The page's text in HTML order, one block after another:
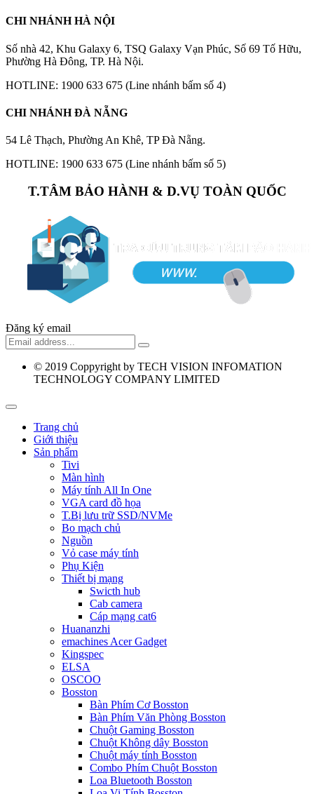
CHI NHÁNH HÀ NỘI
Số nhà 42, Khu Galaxy 6, TSQ Galaxy Vạn Phúc, Số 69 Tố Hữu,
Phường Hà Đông, TP. Hà Nội.
HOTLINE: 1900 633 675 (Line nhánh bấm số 4)
CHI NHÁNH ĐÀ NẴNG
54 Lê Thạch, Phường An Khê, TP Đà Nẵng.
HOTLINE: 1900 633 675 (Line nhánh bấm số 5)
T.TÂM BẢO HÀNH & D.VỤ TOÀN QUỐC
Đăng ký email
© 2019 Coppyright by TECH VISION INFOMATION
TECHNOLOGY COMPANY LIMITED
Trang chủ
Giới thiệu
Sản phẩm
Tivi
Màn hình
Máy tính All In One
VGA card đồ họa
T.Bị lưu trữ SSD/NVMe
Bo mạch chủ
Nguồn
Vỏ case máy tính
Phụ Kiện
Thiết bị mạng
Swicth hub
Cab camera
Cáp mạng cat6
Huananzhi
emachines Acer Gadget
Kingspec
ELSA
OSCOO
Bosston
Bàn Phím Cơ Bosston
Bàn Phím Văn Phòng Bosston
Chuột Gaming Bosston
Chuột Không dây Bosston
Chuột máy tính Bosston
Combo Phím Chuột Bosston
Loa Bluetooth Bosston